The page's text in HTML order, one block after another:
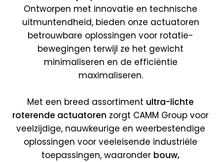
Ontworpen met innovatie en technische
uitmuntend­heid, bieden onze actuatoren
betrouw­bare oplossingen voor rotatie­
bewegingen terwijl ze het gewicht
minimaliseren en de efficiëntie
maximaliseren.
Met een breed assortiment ultra-lichte
roterende actuatoren zorgt CAMM Group voor
veelzijdige, nauwkeurige en weer­bestendige
oplossingen voor veeleisende industriële
toepassingen, waaronder bouw,